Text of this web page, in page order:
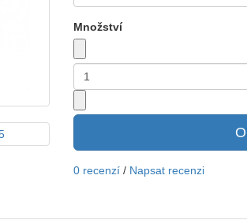
Množství
0 recenzí / Napsat recenzi